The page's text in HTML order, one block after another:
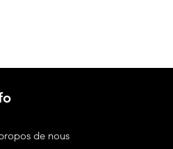
de nous